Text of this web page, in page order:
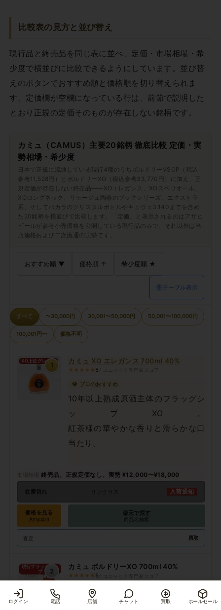
比較表の見方と並び替え
現行品と終売品を同じ表に並べ、定価・市場相場・希
少度で横並びに比較できるようにしています。並び替
えのボタンでおすすめ順と価格順を切り替えられま
す。定価欄が空欄になっている行は、前節で説明した
とおり正規の定価そのものが存在しない銘柄です。
カミュ（CAMUS）主要20銘柄 徹底比較 定価・実
勢相場・希少度
日本で正規に流通している現行4種のうちボルドリーVSOP（税込
参考11,528円）とボルドリーXO（税込参考33,770円）に加え、正
規定価が存在しない終売品——XOエレガンス、XOスペリオール、
XOロングネック、リモージュ陶器のブックシリーズ、エクストラ
系、そしてバカラのクリスタルボトルやキュヴェ3.140までを含め
た20銘柄を横並びで比較します。「定価」と表示されるのはアサヒ
ビールが参考小売価格を公開している現行品のみで、それ以外は当
店価格および二次流通の実勢です。
おすすめ順 ▼ 価格順 ↑ 希少度順 ★
▦テーブル表示
すべて 〜30,000円 30,001〜50,000円 50,001〜100,000円
100,001円〜 価格不明
1
XO上位グレード カミュ XO エレガンス 700ml 40%
★★★★★ 5
終売品。正規定価なし。実勢 ¥12,000〜¥18,000
💎 プロのおすすめ
10年以上熟成原酒主体のフラッグシ
ップXO。
紅茶様の華やかな香りと滑らかな口
当たり。
在庫切れ 入荷通知
価格を見る
Amazon
楽天で探す
商品名検索
査定 買取
2
現行フラッグシッ
プ
カミュ ボルドリーXO 700ml 40%
★★★★★ 5
💎 プロのおすすめ
ボルドリー単一地区原酒のプライベ
商品を見る
ログイン 電話 店舗 チャット 買取 ホールセール